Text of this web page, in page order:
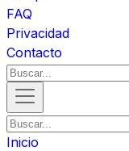
FAQ
Privacidad
Contacto
Inicio